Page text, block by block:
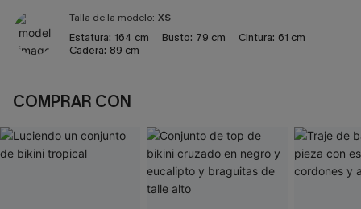
Talla de la modelo: XS
Estatura: 164 cm Busto: 79 cm Cintura: 61 cm
Cadera: 89 cm
COMPRAR CON